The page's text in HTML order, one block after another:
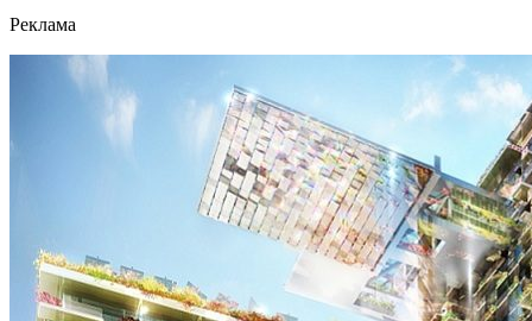
Реклама